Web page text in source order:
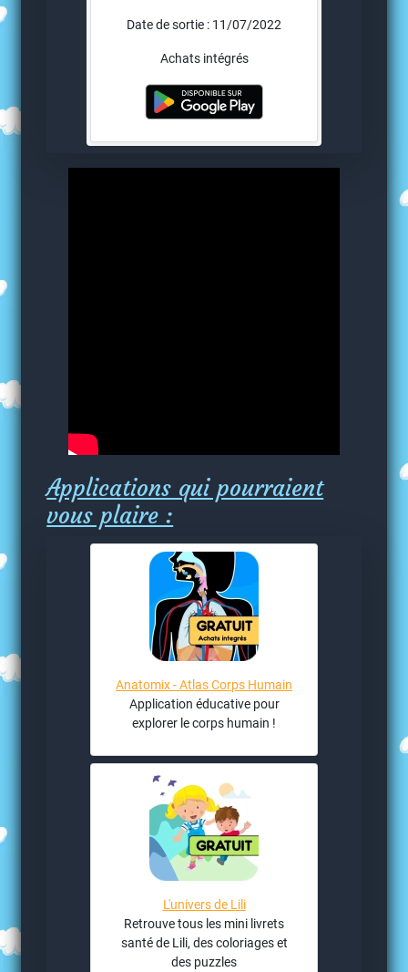
Date de sortie : 11/07/2022
Achats intégrés
Applications qui pourraient
vous plaire :
Anatomix - Atlas Corps Humain
Application éducative pour
explorer le corps humain !
L'univers de Lili
Retrouve tous les mini livrets
santé de Lili, des coloriages et
des puzzles